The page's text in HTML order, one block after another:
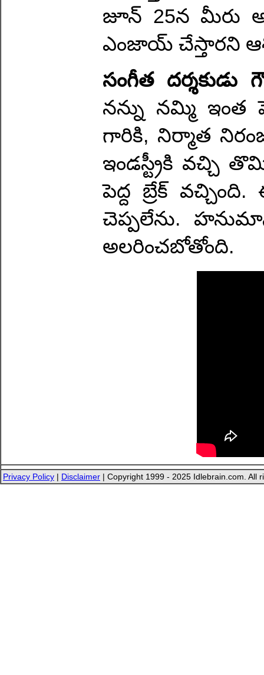
జూన్ 25న మీరు
ఎంజాయ్ చేస్తారని
సంగీత
నన్ను నమ్మి ఇంత
గారికి, నిర్మాత
ఇండస్ట్రీకి వచ్చి
పెద్ద బ్రేక్
చెప్పలేను.
అలరించబోతోంది.
Privacy Policy | Disclaimer | Copyright 1999 - 2025 Idlebrain.com. All